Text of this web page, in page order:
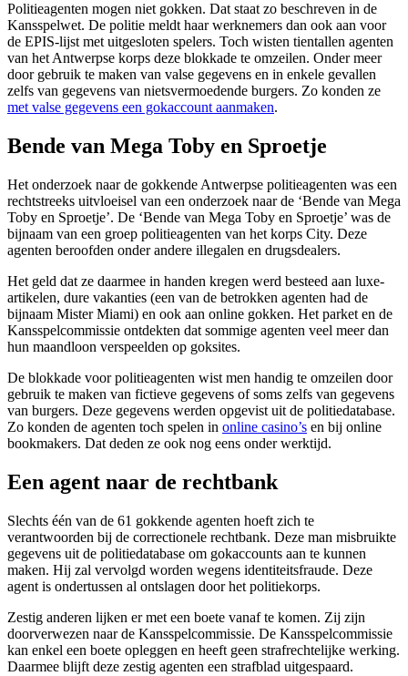
Politieagenten mogen niet gokken. Dat staat zo beschreven in de
Kansspelwet. De politie meldt haar werknemers dan ook aan voor
de EPIS-lijst met uitgesloten spelers. Toch wisten tientallen agenten
van het Antwerpse korps deze blokkade te omzeilen. Onder meer
door gebruik te maken van valse gegevens en in enkele gevallen
zelfs van gegevens van nietsvermoedende burgers. Zo konden ze
met valse gegevens een gokaccount aanmaken.
Bende van Mega Toby en Sproetje
Het onderzoek naar de gokkende Antwerpse politieagenten was een
rechtstreeks uitvloeisel van een onderzoek naar de ‘Bende van Mega
Toby en Sproetje’. De ‘Bende van Mega Toby en Sproetje’ was de
bijnaam van een groep politieagenten van het korps City. Deze
agenten beroofden onder andere illegalen en drugsdealers.
Het geld dat ze daarmee in handen kregen werd besteed aan luxe-
artikelen, dure vakanties (een van de betrokken agenten had de
bijnaam Mister Miami) en ook aan online gokken. Het parket en de
Kansspelcommissie ontdekten dat sommige agenten veel meer dan
hun maandloon verspeelden op goksites.
De blokkade voor politieagenten wist men handig te omzeilen door
gebruik te maken van fictieve gegevens of soms zelfs van gegevens
van burgers. Deze gegevens werden opgevist uit de politiedatabase.
Zo konden de agenten toch spelen in online casino’s en bij online
bookmakers. Dat deden ze ook nog eens onder werktijd.
Een agent naar de rechtbank
Slechts één van de 61 gokkende agenten hoeft zich te
verantwoorden bij de correctionele rechtbank. Deze man misbruikte
gegevens uit de politiedatabase om gokaccounts aan te kunnen
maken. Hij zal vervolgd worden wegens identiteitsfraude. Deze
agent is ondertussen al ontslagen door het politiekorps.
Zestig anderen lijken er met een boete vanaf te komen. Zij zijn
doorverwezen naar de Kansspelcommissie. De Kansspelcommissie
kan enkel een boete opleggen en heeft geen strafrechtelijke werking.
Daarmee blijft deze zestig agenten een strafblad uitgespaard.